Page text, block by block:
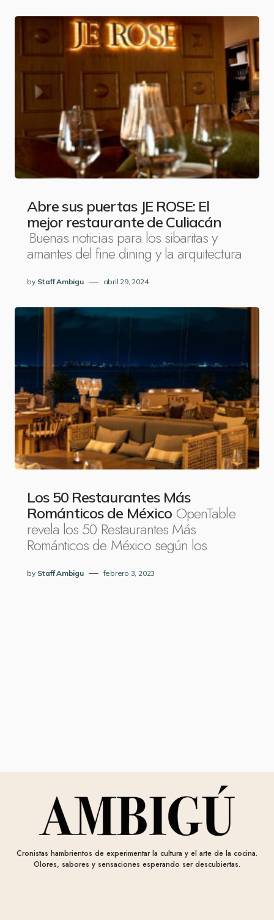
Abre sus puertas JE ROSE: El
mejor restaurante de Culiacán
Buenas noticias para los sibaritas y
amantes del fine dining y la arquitectura
by Staff Ambigu abril 29, 2024
Los 50 Restaurantes Más
Románticos de México OpenTable
revela los 50 Restaurantes Más
Románticos de México según los
by Staff Ambigu febrero 3, 2023
Cronistas hambrientos de experimentar la cultura y el arte de la cocina.
Olores, sabores y sensaciones esperando ser descubiertas.